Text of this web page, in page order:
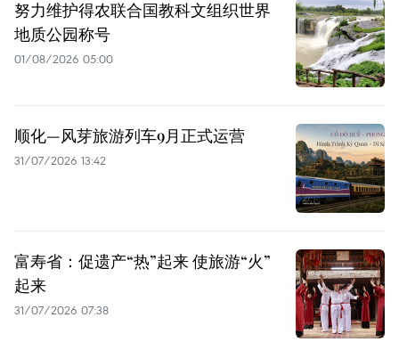
努力维护得农联合国教科文组织世界
地质公园称号
01/08/2026 05:00
顺化—风芽旅游列车9月正式运营
31/07/2026 13:42
富寿省：促遗产“热”起来 使旅游“火”
起来
31/07/2026 07:38